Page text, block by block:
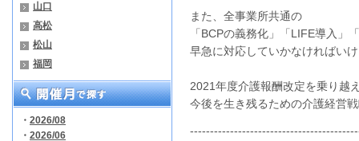
山口
高松
松山
福岡
・ 2026/08
・ 2026/06
また、全事業所共通の
「BCPの義務化」「LIFE導入」
早急に対応していかなければい
2021年度介護報酬改定を乗り越
今後を生き残るための介護経営